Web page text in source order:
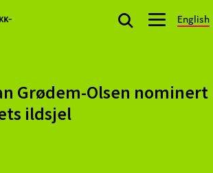
English
Grødem-Olsen nominert
ildsjel